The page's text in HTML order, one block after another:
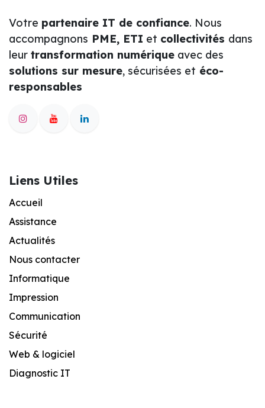
Votre partenaire IT de confiance. Nous
accompagnons PME, ETI et collectivités dans
leur transformation numérique avec des
solutions sur mesure, sécurisées et éco-
responsables
Liens Utiles
Accueil
Assistance
Actualités
Nous contacter
Informatique
Impression
Communication
Sécurité
Web & logiciel
Diagnostic IT